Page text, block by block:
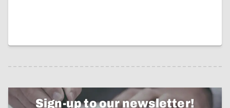
Sign-up to our newsletter!